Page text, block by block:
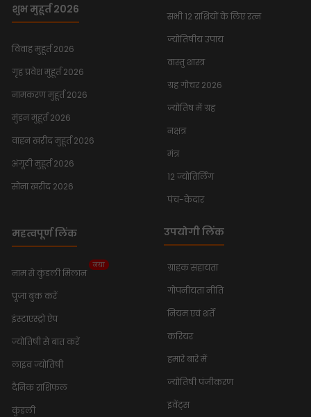
शुभ मुहूर्त 2026
विवाह मुहूर्त 2026
गृह प्रवेश मुहूर्त 2026
नामकरण मुहूर्त 2026
मुंडन मुहूर्त 2026
वाहन खरीद मुहूर्त 2026
अंगूठी मुहूर्त 2026
सोना खरीद 2026
सभी 12 राशियों के लिए रत्न
ज्योतिषीय उपाय
वास्तु शास्त्र
ग्रह गोचर 2026
ज्योतिष में ग्रह
नक्षत्र
मंत्र
12 ज्योतिर्लिंग
पंच-केदार
महत्वपूर्ण लिंक
नाम से कुंडली मिलान
नया
पूजा बुक करें
इंस्टाएस्ट्रो ऐप
ज्योतिषी से बात करें
लाइव ज्योतिषी
दैनिक राशिफल
कुंडली
उपयोगी लिंक
ग्राहक सहायता
गोपनीयता नीति
नियम एवं शर्तें
करियर
हमारे बारे में
ज्योतिषी पंजीकरण
इवेंट्स